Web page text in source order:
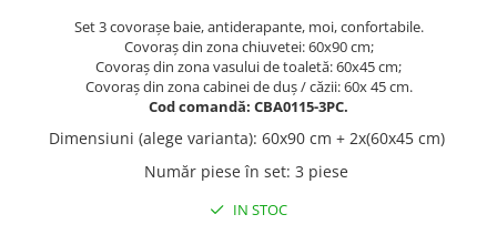
Set 3 covorașe baie, antiderapante, moi, confortabile.
Covoraș din zona chiuvetei: 60x90 cm;
Covoraș din zona vasului de toaletă: 60x45 cm;
Covoraș din zona cabinei de duș / căzii: 60x 45 cm.
Cod comandă: CBA0115-3PC.
Dimensiuni (alege varianta): 60x90 cm + 2x(60x45 cm)
Număr piese în set: 3 piese
IN STOC